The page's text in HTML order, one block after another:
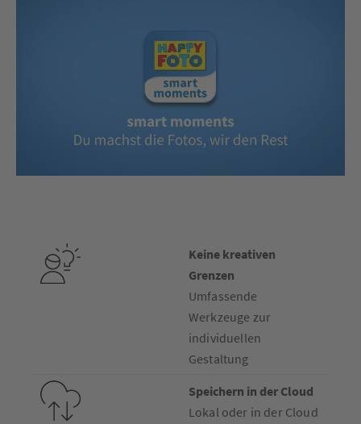
Keine kreativen
Grenzen
Umfassende
Werkzeuge zur
individuellen
Gestaltung
Speichern in der Cloud
Lokal oder in der Cloud